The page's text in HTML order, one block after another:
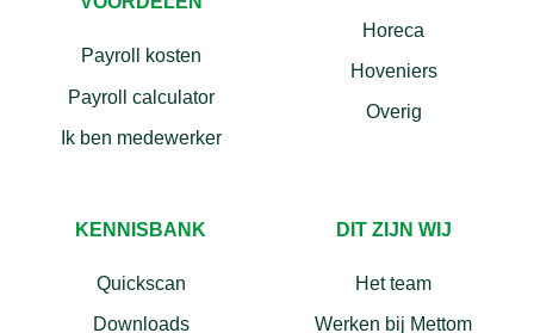
Payroll kosten
Payroll calculator
Ik ben medewerker
Horeca
Hoveniers
Overig
KENNISBANK
Quickscan
Downloads
DIT ZIJN WIJ
Het team
Werken bij Mettom